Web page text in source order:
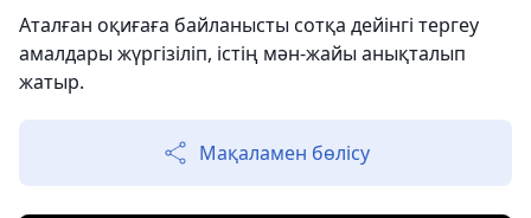
Аталған оқиғаға байланысты сотқа дейінгі тергеу
амалдары жүргізіліп, істің мән-жайы анықталып
жатыр.
Мақаламен бөлісу